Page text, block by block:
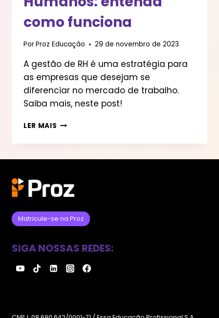
como funciona
PorProz Educação 29 de novembro de 2023
A gestão de RH é uma estratégia para
as empresas que desejam se
diferenciar no mercado de trabalho.
Saiba mais, neste post!
LER MAIS GESTÃO
RECURSOS
FUNCIONA
Matricule-se na Proz
SIGA NOSSAS REDES: